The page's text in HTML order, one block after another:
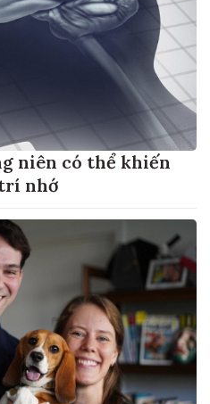
niên có thể khiến
nhớ